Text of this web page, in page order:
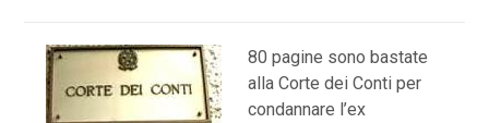
80 pagine sono bastate
alla Corte dei Conti per
condannare l’ex